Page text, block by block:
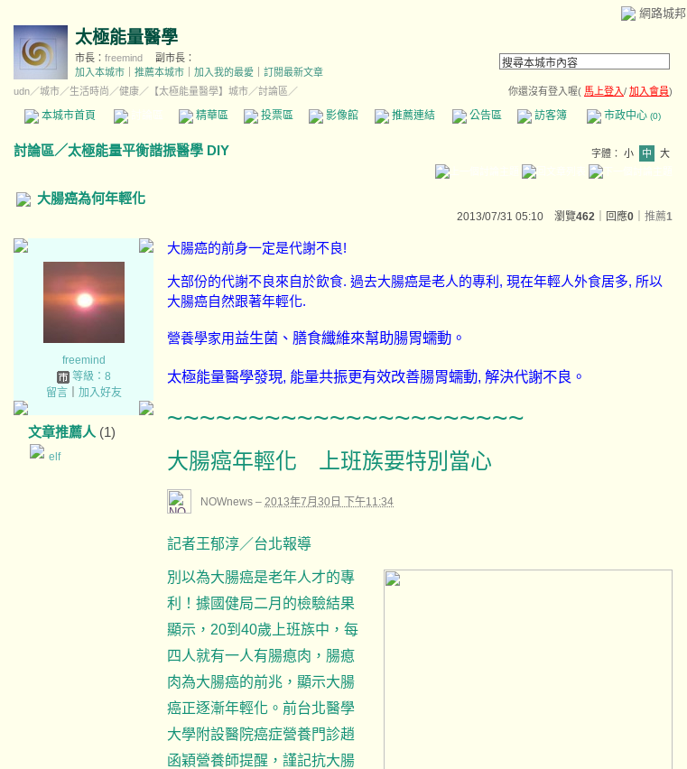
網路城邦
太極能量醫學
市長： freemind
副市長：
加入本城市
推薦本城市 加入我的最愛
訂閱最新文章
udn／城市／生活時尚 ／健康／ 【太極能量醫學】城市／討論區／ 你還沒有登入喔( 馬上登入/ 加入會員)
本城市首頁 精華區 投票區 影像館 推薦連結 公告區 訪客簿 市政中心 (0)
討論區／太極能量平衡諧振醫學 DIY 字體： 小 中 大
大腸癌為何年輕化
2013/07/31 05:10 瀏覽462 ｜回應0 推薦1
freemind
等級：8
留言｜ 加入好友
文章推薦人 (1)
elf
大腸癌的前身一定是代謝不良!
大部份的代謝不良來自於飲食. 過去大腸癌是老人的專利, 現在年輕人外食居多, 所以
大腸癌自然跟著年輕化.
營養學家用益生菌、膳食纖維來幫助腸胃蠕動。
太極能量醫學發現, 能量共振更有效改善腸胃蠕動, 解決代謝不良。
~~~~~~~~~~~~~~~~~~~~~~
大腸癌年輕化 上班族要特別當心
NOWnews – 2013年7月30日 下午11:34
記者王郁淳／台北報導
別以為大腸癌是老年人才的專
利！據國健局二月的檢驗結果
顯示，20到40歲上班族中，每
四人就有一人有腸瘜肉，腸瘜
肉為大腸癌的前兆，顯示大腸
癌正逐漸年輕化。前台北醫學
大學附設醫院癌症營養門診趙
函穎營養師提醒，謹記抗大腸